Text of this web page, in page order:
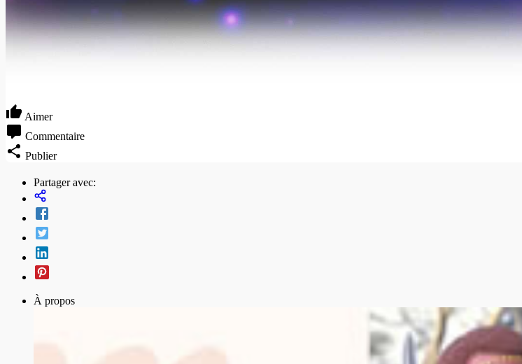
Aimer
Commentaire
Publier
Partager avec:
À propos